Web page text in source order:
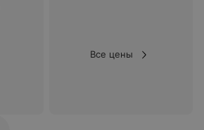
Все цены